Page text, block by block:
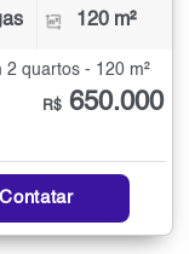
120 m²
2 quartos - 120 m²
R$ 650.000
Contatar